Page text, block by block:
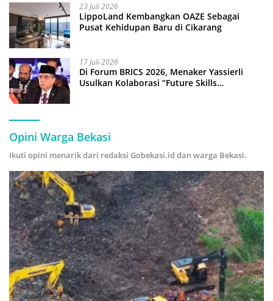
23 Juli 2026
LippoLand Kembangkan OAZE Sebagai
Pusat Kehidupan Baru di Cikarang
17 Juli 2026
Di Forum BRICS 2026, Menaker Yassierli
Usulkan Kolaborasi “Future Skills
Opini Warga Bekasi
Ikuti opini menarik dari redaksi Gobekasi.id dan warga Bekasi.